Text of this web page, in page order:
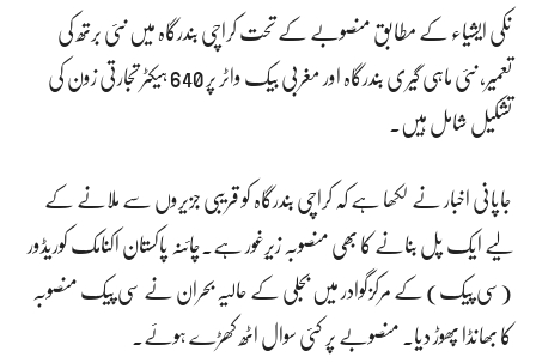
نکی ایشیاء کے مطابق منصوبے کے تحت کراچی بندرگاہ میں نئی برتھ کی
تعمیر، نئی ماہی گیری بندرگاہ اور مغربی بیک واٹر پر 640 ہیکٹر تجارتی زون کی
تشکیل شامل ہیں۔
جاپانی اخبار نے لکھا ہے کہ کراچی بندرگاہ کو قریبی جزیروں سے ملانے کے
لیے ایک پل بنانے کا بھی منصوبہ زیرِغور ہے۔چائنہ پاکستان اکنامک کوریڈور
(سی پیک) کے مرکزگوادر میں بجلی کے حالیہ بحران نے سی پیک منصوبہ
کا بھانڈا پھوڑ دیا۔ منصوبے پر کئی سوال اٹھ کھڑے ہوئے۔